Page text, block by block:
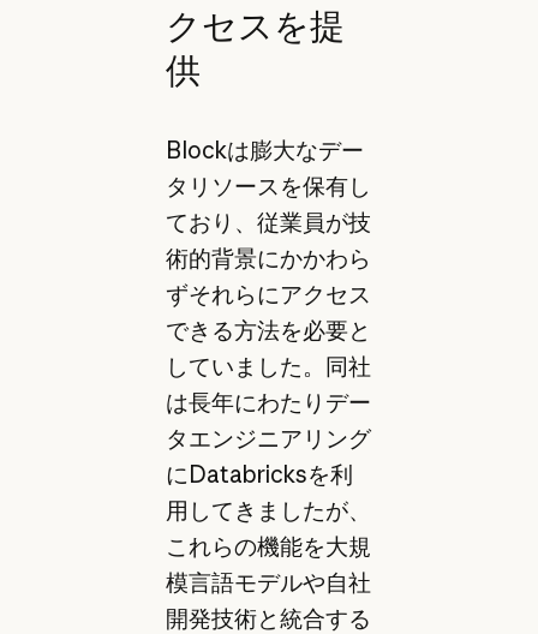
クセスを提
供
Blockは膨大なデー
タリソースを保有し
ており、従業員が技
術的背景にかかわら
ずそれらにアクセス
できる方法を必要と
していました。同社
は長年にわたりデー
タエンジニアリング
にDatabricksを利
用してきましたが、
これらの機能を大規
模言語モデルや自社
開発技術と統合する